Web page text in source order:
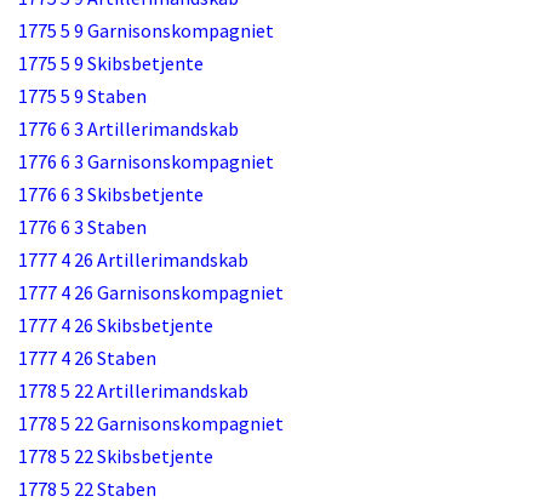
1775 5 9 Garnisonskompagniet
1775 5 9 Skibsbetjente
1775 5 9 Staben
1776 6 3 Artillerimandskab
1776 6 3 Garnisonskompagniet
1776 6 3 Skibsbetjente
1776 6 3 Staben
1777 4 26 Artillerimandskab
1777 4 26 Garnisonskompagniet
1777 4 26 Skibsbetjente
1777 4 26 Staben
1778 5 22 Artillerimandskab
1778 5 22 Garnisonskompagniet
1778 5 22 Skibsbetjente
1778 5 22 Staben